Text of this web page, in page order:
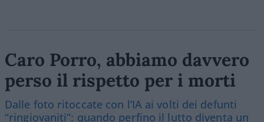
Caro Porro, abbiamo davvero
perso il rispetto per i morti
Dalle foto ritoccate con l’IA ai volti dei defunti
“ringiovaniti”: quando perfino il lutto diventa un